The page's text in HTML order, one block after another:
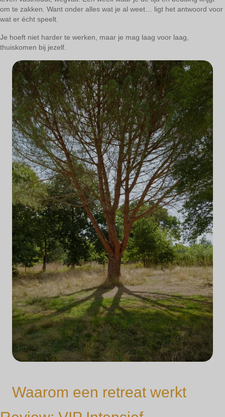
om te zakken. Want onder alles wat je al weet… ligt het antwoord voor
wat er écht speelt.
Je hoeft niet harder te werken, maar je mag laag voor laag,
thuiskomen bij jezelf.
Waarom een retreat werkt